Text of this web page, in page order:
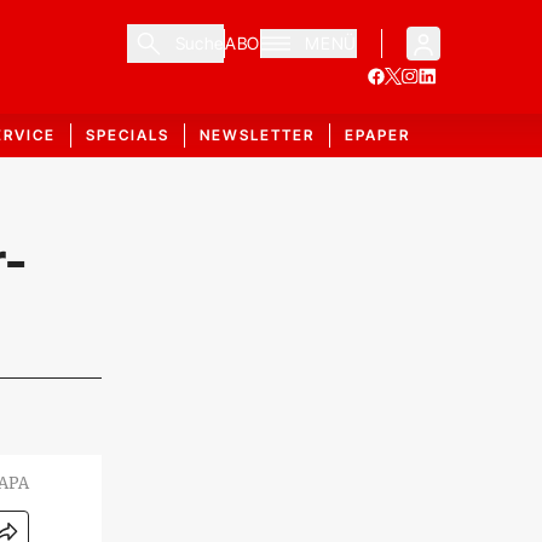
ABO
SPECIALS NEWSLETTER EPAPER